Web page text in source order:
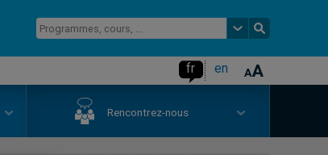
fr en
Rencontrez-nous